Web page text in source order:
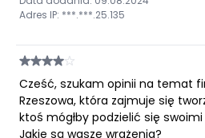
Adres IP: ***.***.25.135
Cześć, szukam opinii na temat
Rzeszowa, która zajmuje się
ktoś mógłby podzielić się
Jakie są wasze wrażenia?